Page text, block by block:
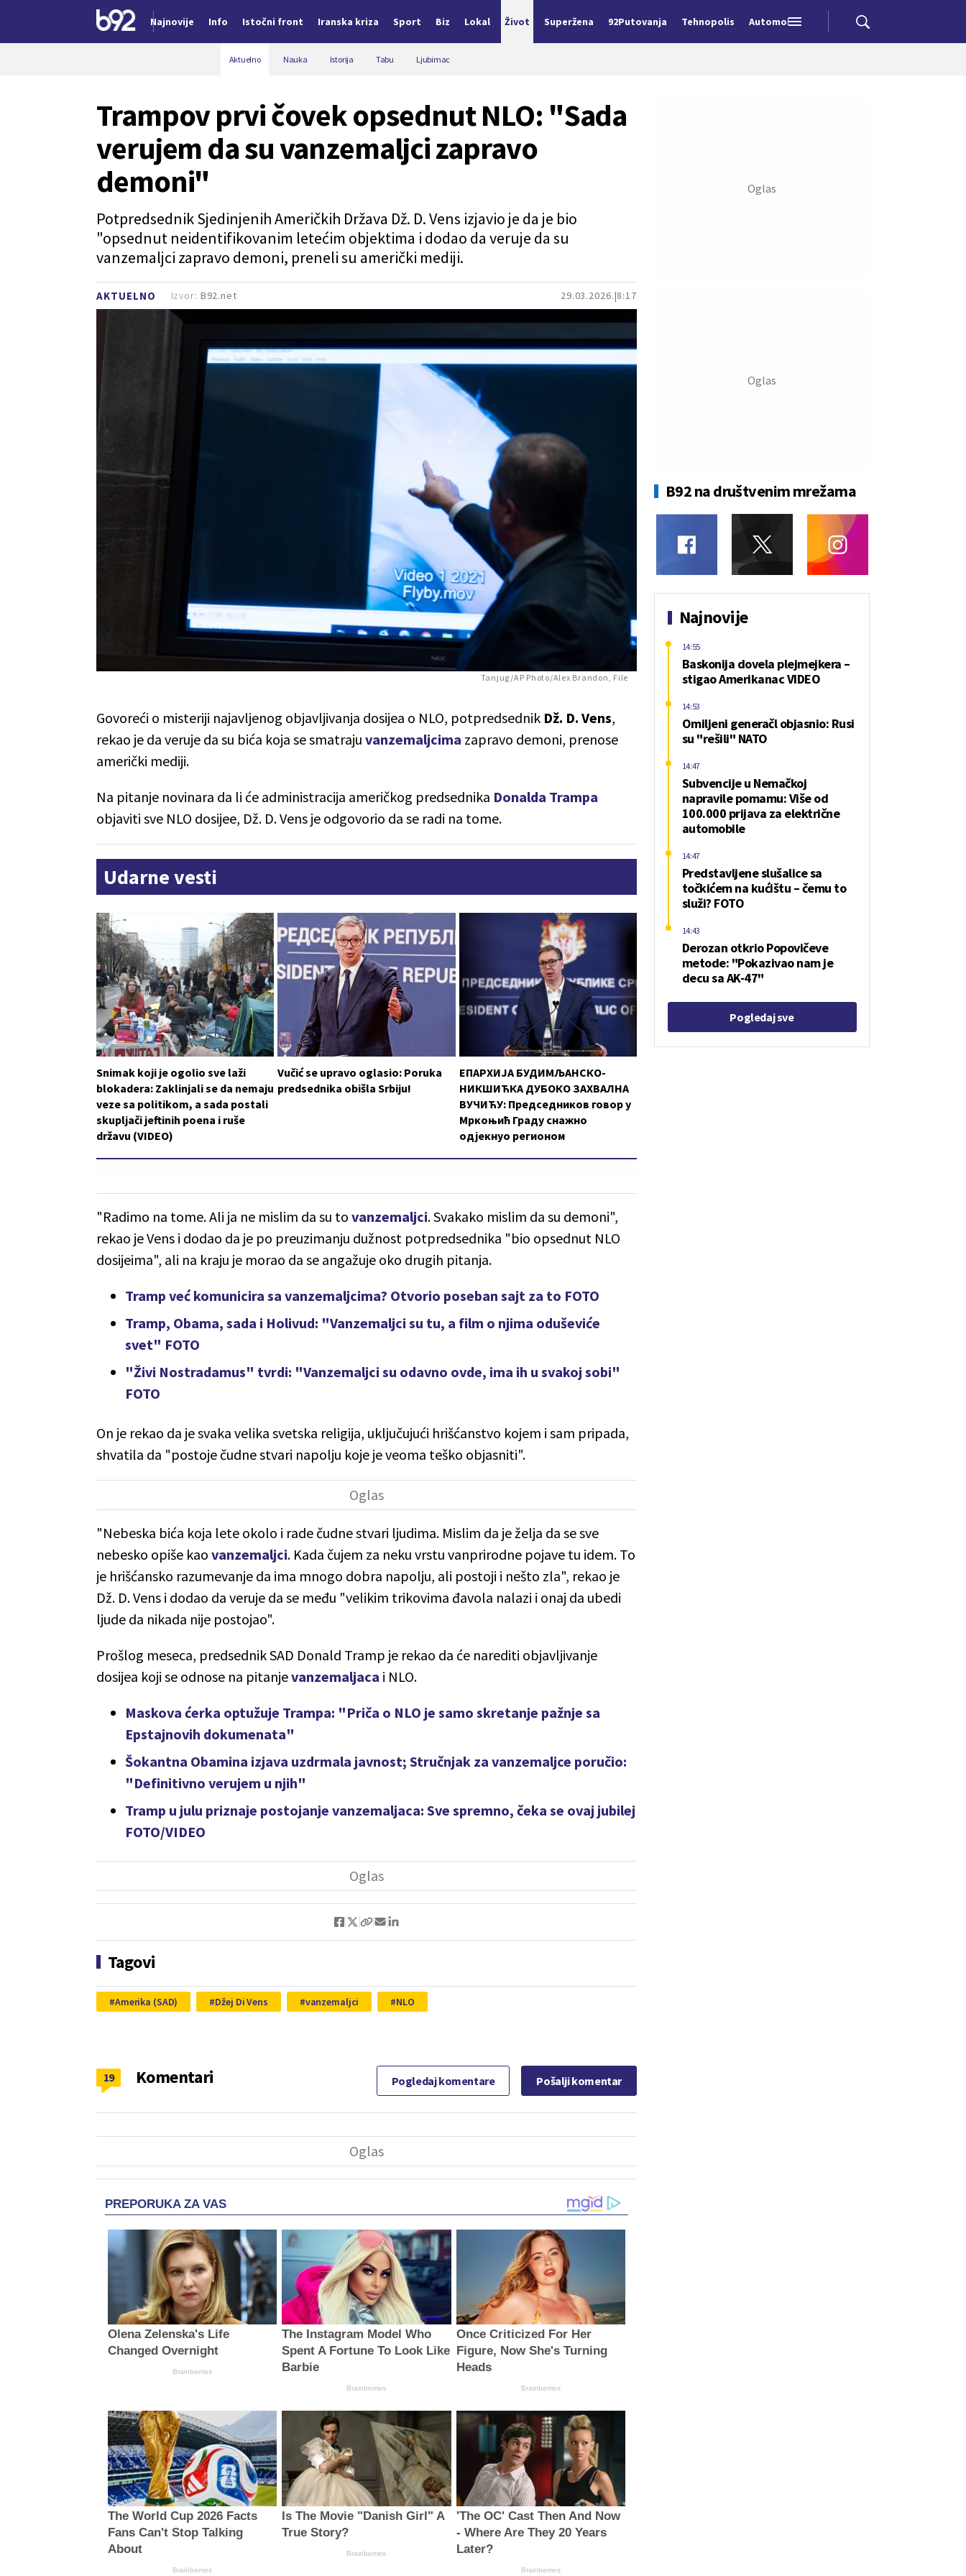
Najnovije Info Istočni front Iranska kriza Sport Biz Lokal Život Superžena 92Putovanja Tehnopolis Automobili
Aktuelno Nauka Istorija Tabu Ljubimac
AKTUELNO 29.03.2026. 8:17
Trampov prvi čovek opsednut NLO: "Sada
verujem da su vanzemaljci zapravo
demoni"
Potpredsednik Sjedinjenih Američkih Država Dž. D. Vens izjavio je da je bio
"opsednut neidentifikovanim letećim objektima i dodao da veruje da su
vanzemaljci zapravo demoni, preneli su američki mediji.
Izvor: B92.net
Tanjug/AP Photo/Alex Brandon, File
Govoreći o misteriji najavljenog objavljivanja dosijea o NLO, potpredsednik Dž. D. Vens,
rekao je da veruje da su bića koja se smatraju vanzemaljcima zapravo demoni, prenose
američki mediji.
Na pitanje novinara da li će administracija američkog predsednika Donalda Trampa
objaviti sve NLO dosijee, Dž. D. Vens je odgovorio da se radi na tome.
Udarne vesti
Snimak koji je ogolio sve laži
blokadera: Zaklinjali se da nemaju
veze sa politikom, a sada postali
skupljači jeftinih poena i ruše
državu (VIDEO)
Vučić se upravo oglasio: Poruka
predsednika obišla Srbiju!
ЕПАРХИЈА БУДИМЉАНСКО-
НИКШИЋКА ДУБОКО ЗАХВАЛНА
ВУЧИЋУ: Председников говор у
Мркоњић Граду снажно
одјекнуо регионом
"Radimo na tome. Ali ja ne mislim da su to vanzemaljci. Svakako mislim da su demoni",
rekao je Vens i dodao da je po preuzimanju dužnost potpredsednika "bio opsednut NLO
dosijeima", ali na kraju je morao da se angažuje oko drugih pitanja.
Tramp već komunicira sa vanzemaljcima? Otvorio poseban sajt za to FOTO
Tramp, Obama, sada i Holivud: "Vanzemaljci su tu, a film o njima oduševiće
svet" FOTO
"Živi Nostradamus" tvrdi: "Vanzemaljci su odavno ovde, ima ih u svakoj sobi"
FOTO
On je rekao da je svaka velika svetska religija, uključujući hrišćanstvo kojem i sam pripada,
shvatila da "postoje čudne stvari napolju koje je veoma teško objasniti".
"Nebeska bića koja lete okolo i rade čudne stvari ljudima. Mislim da je želja da se sve
nebesko opiše kao vanzemaljci. Kada čujem za neku vrstu vanprirodne pojave tu idem. To
je hrišćansko razumevanje da ima mnogo dobra napolju, ali postoji i nešto zla", rekao je
Dž. D. Vens i dodao da veruje da se među "velikim trikovima đavola nalazi i onaj da ubedi
ljude da nikada nije postojao".
Prošlog meseca, predsednik SAD Donald Tramp je rekao da će narediti objavljivanje
dosijea koji se odnose na pitanjevanzemaljaca i NLO.
Maskova ćerka optužuje Trampa: "Priča o NLO je samo skretanje pažnje sa
Epstajnovih dokumenata"
Šokantna Obamina izjava uzdrmala javnost; Stručnjak za vanzemaljce poručio:
"Definitivno verujem u njih"
Tramp u julu priznaje postojanje vanzemaljaca: Sve spremno, čeka se ovaj jubilej
FOTO/VIDEO
Tagovi
Amerika (SAD) Džej Di Vens vanzemaljci NLO
Komentari
19 Pogledaj komentare Pošalji komentar
PREPORUKA ZA VAS
Olena Zelenska's Life
Changed Overnight
Brainberries
The Instagram Model Who
Spent A Fortune To Look Like
Barbie
Brainberries
Once Criticized For Her
Figure, Now She's Turning
Heads
Brainberries
The World Cup 2026 Facts
Fans Can't Stop Talking
About
Brainberries
Is The Movie "Danish Girl" A
True Story?
Brainberries
'The OC' Cast Then And Now
- Where Are They 20 Years
Later?
Brainberries
B92 na društvenim mrežama
Najnovije
Baskonija dovela plejmejkera –
stigao Amerikanac VIDEO
14:55
Omiljeni generačl objasnio: Rusi
su "rešili" NATO
14:53
Subvencije u Nemačkoj
napravile pomamu: Više od
100.000 prijava za električne
automobile
14:47
Predstavljene slušalice sa
točkićem na kućištu – čemu to
služi? FOTO
14:47
Derozan otkrio Popovičeve
metode: "Pokazivao nam je
decu sa AK-47"
14:43
Pogledaj sve